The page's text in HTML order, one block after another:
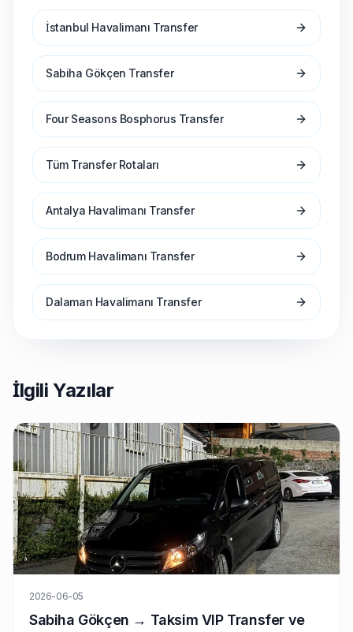
İstanbul Havalimanı Transfer
Sabiha Gökçen Transfer
Four Seasons Bosphorus Transfer
Tüm Transfer Rotaları
Antalya Havalimanı Transfer
Bodrum Havalimanı Transfer
Dalaman Havalimanı Transfer
İlgili Yazılar
2026-06-05
Sabiha Gökçen → Taksim VIP Transfer ve